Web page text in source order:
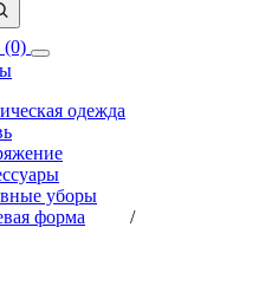
(0)
одежда
уборы
форма
/